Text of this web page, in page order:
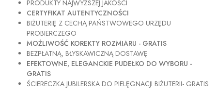
PRODUKTY NAJWYŻSZEJ JAKOŚCI
CERTYFIKAT AUTENTYCZNOŚCI
BIŻUTERIĘ Z CECHĄ PAŃSTWOWEGO URZĘDU
PROBIERCZEGO
MOŻLIWOŚĆ KOREKTY ROZMIARU - GRATIS
BEZPŁATNĄ, BŁYSKAWICZNĄ DOSTAWĘ
EFEKTOWNE, ELEGANCKIE PUDEŁKO DO WYBORU -
GRATIS
ŚCIERECZKA JUBILERSKA DO PIELĘGNACJI BIŻUTERII- GRATIS